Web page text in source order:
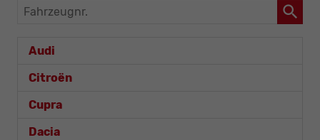
Fahrzeugnr.
Audi
Citroën
Cupra
Dacia